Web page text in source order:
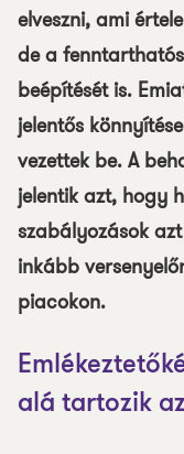
elveszni, ami
de a
beépítését is.
jelentős
vezettek be. A
jelentik azt, hogy
szabályozások
inkább
piacokon.
alá tartozik